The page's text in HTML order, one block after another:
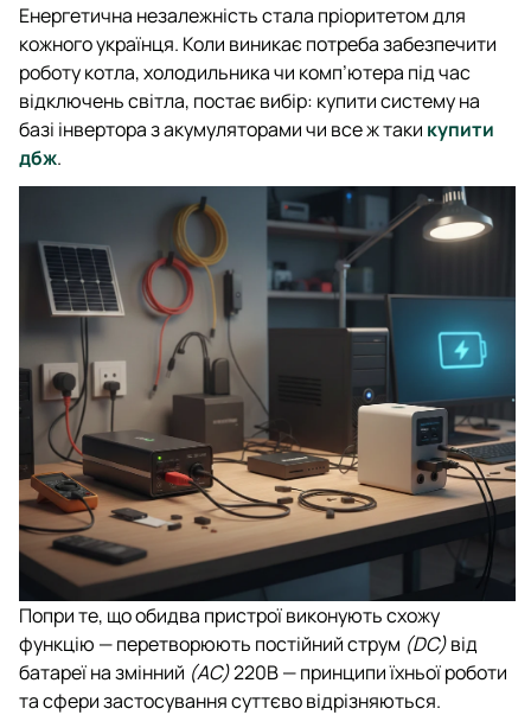
Енергетична незалежність стала пріоритетом для
кожного українця. Коли виникає потреба забезпечити
роботу котла, холодильника чи комп’ютера під час
відключень світла, постає вибір: купити систему на
базі інвертора з акумуляторами чи все ж таки купити
дбж.
Попри те, що обидва пристрої виконують схожу
функцію — перетворюють постійний струм (DC)від
батареї на змінний (AC)220В — принципи їхньої роботи
та сфери застосування суттєво відрізняються.